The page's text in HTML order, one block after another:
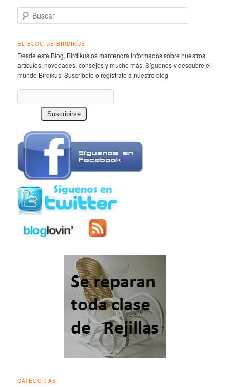
Buscar
EL BLOG DE BIRDIKUS
Desde este Blog, Birdikus os mantendrá informados sobre nuestros
artículos, novedades, consejos y mucho más. Síguenos y descubre el
mundo Birdikus! Suscríbete o regístrate a nuestro blog
CATEGORÍAS